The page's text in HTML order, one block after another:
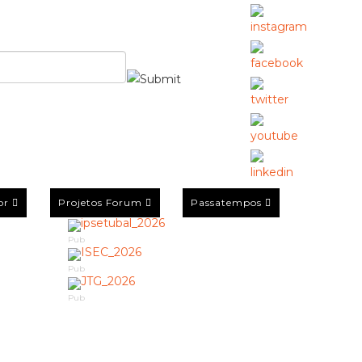
Projetos Forum Passatempos
Pub
Pub
Pub